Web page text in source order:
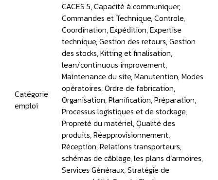
Catégorie
emploi
CACES 5, Capacité à communiquer,
Commandes et Technique, Controle,
Coordination, Expédition, Expertise
technique, Gestion des retours, Gestion
des stocks, Kitting et finalisation,
lean/continuous improvement,
Maintenance du site, Manutention, Modes
opératoires, Ordre de fabrication,
Organisation, Planification, Préparation,
Processus logistiques et de stockage,
Propreté du matériel, Qualité des
produits, Réapprovisionnement,
Réception, Relations transporteurs,
schémas de câblage, les plans d’armoires,
Services Généraux, Stratégie de